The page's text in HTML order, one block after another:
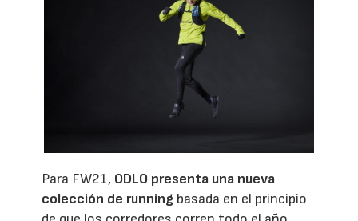
Para FW21, ODLO presenta una nueva
colección de running basada en el principio